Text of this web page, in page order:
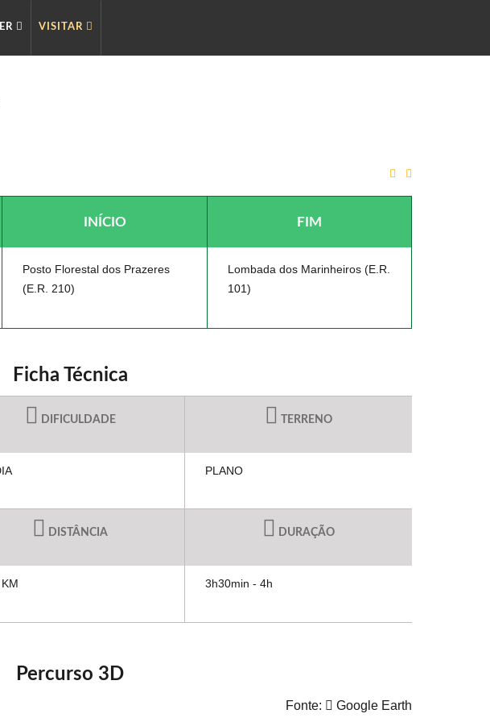
VISITAR
INÍCIO
Posto Florestal dos Prazeres
(E.R. 210)
FIM
Lombada dos Marinheiros (E.R.
101)
Ficha Técnica
DIFICULDADE TERRENO
PLANO
DISTÂNCIA DURAÇÃO
3h30min - 4h
Percurso 3D
Fonte: Google Earth